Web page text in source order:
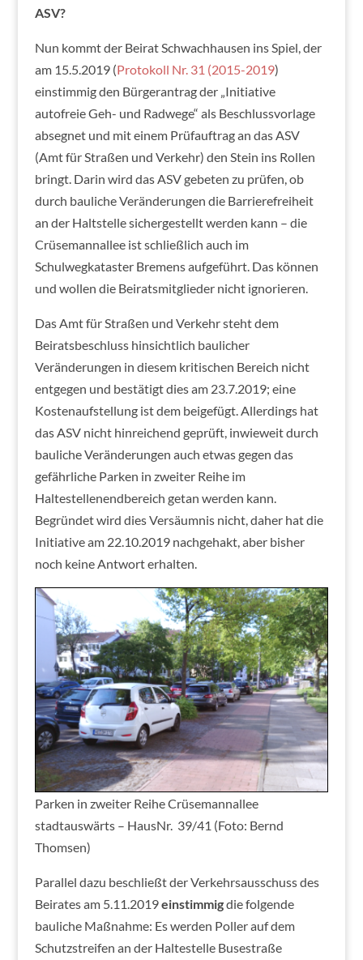
ASV?
Nun kommt der Beirat Schwachhausen ins Spiel, der
am 15.5.2019 (Protokoll Nr. 31 (2015-2019)
einstimmig den Bürgerantrag der „Initiative
autofreie Geh- und Radwege“ als Beschlussvorlage
absegnet und mit einem Prüfauftrag an das ASV
(Amt für Straßen und Verkehr) den Stein ins Rollen
bringt. Darin wird das ASV gebeten zu prüfen, ob
durch bauliche Veränderungen die Barrierefreiheit
an der Haltstelle sichergestellt werden kann – die
Crüsemannallee ist schließlich auch im
Schulwegkataster Bremens aufgeführt. Das können
und wollen die Beiratsmitglieder nicht ignorieren.
Das Amt für Straßen und Verkehr steht dem
Beiratsbeschluss hinsichtlich baulicher
Veränderungen in diesem kritischen Bereich nicht
entgegen und bestätigt dies am 23.7.2019; eine
Kostenaufstellung ist dem beigefügt. Allerdings hat
das ASV nicht hinreichend geprüft, inwieweit durch
bauliche Veränderungen auch etwas gegen das
gefährliche Parken in zweiter Reihe im
Haltestellenendbereich getan werden kann.
Begründet wird dies Versäumnis nicht, daher hat die
Initiative am 22.10.2019 nachgehakt, aber bisher
noch keine Antwort erhalten.
Parken in zweiter Reihe Crüsemannallee
stadtauswärts – HausNr. 39/41 (Foto: Bernd
Thomsen)
Parallel dazu beschließt der Verkehrsausschuss des
Beirates am 5.11.2019einstimmigdie folgende
bauliche Maßnahme: Es werden Poller auf dem
Schutzstreifen an der Haltestelle Busestraße